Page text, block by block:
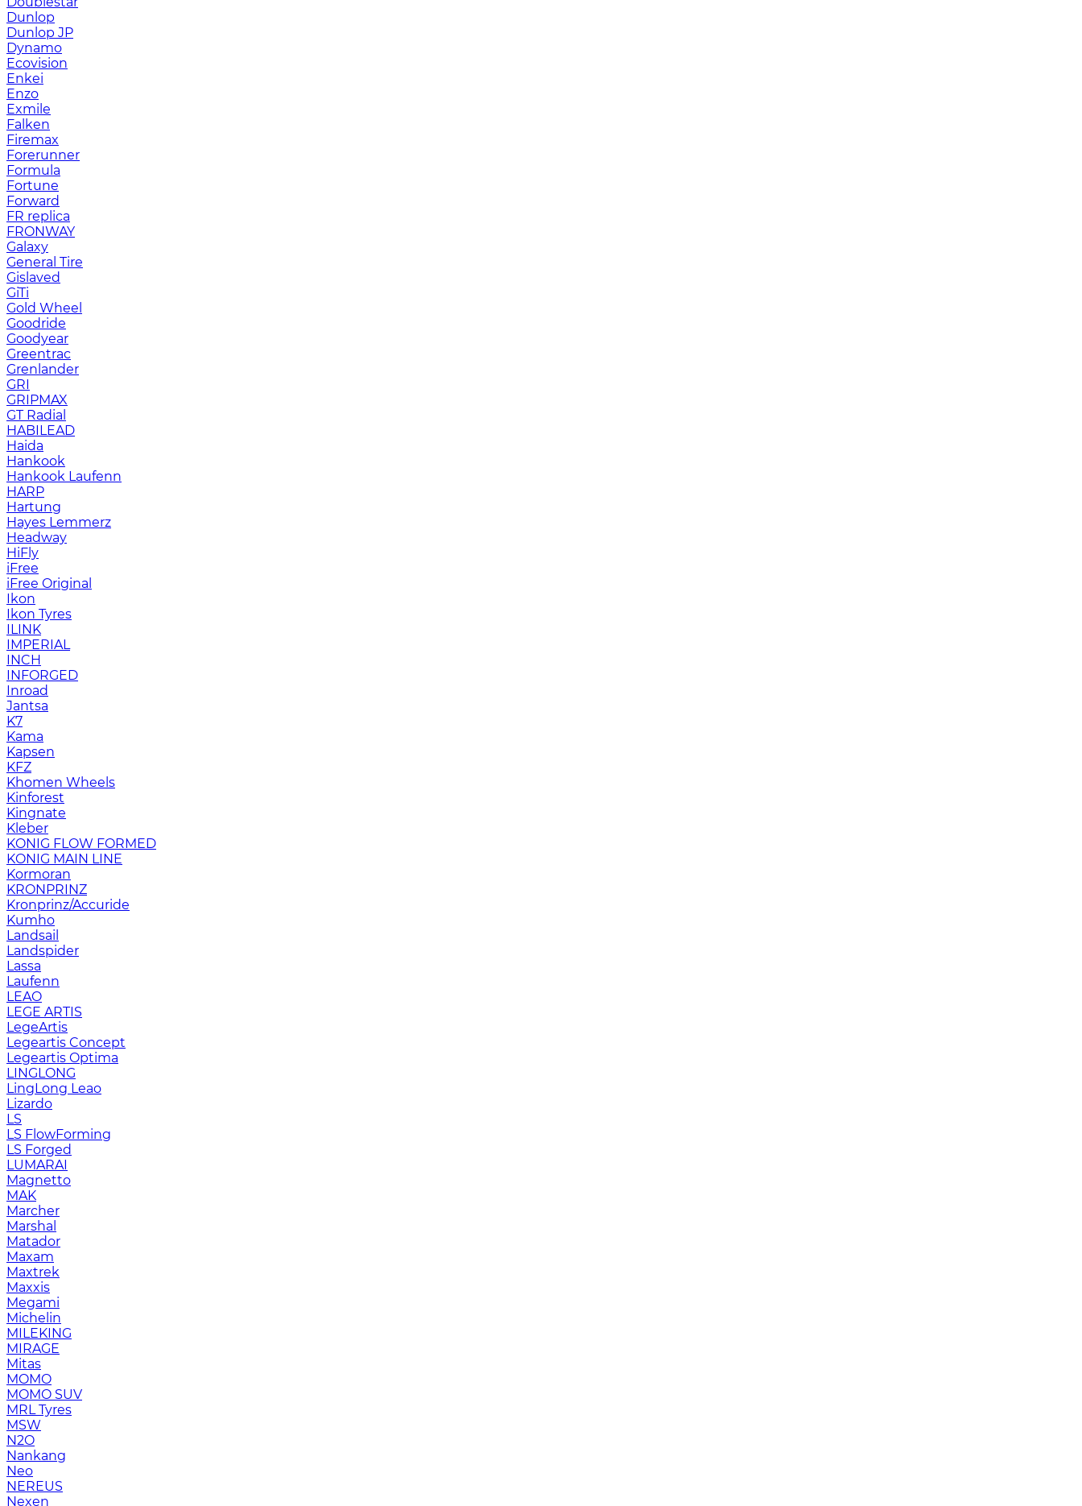
Dunlop
Dunlop JP
Dynamo
Ecovision
Enkei
Enzo
Exmile
Falken
Firemax
Forerunner
Formula
Fortune
Forward
FR replica
FRONWAY
Galaxy
General Tire
Gislaved
GiTi
Gold Wheel
Goodride
Goodyear
Greentrac
Grenlander
GRI
GRIPMAX
GT Radial
HABILEAD
Haida
Hankook
Hankook Laufenn
HARP
Hartung
Hayes Lemmerz
Headway
HiFly
iFree
iFree Original
Ikon
Ikon Tyres
ILINK
IMPERIAL
INCH
INFORGED
Inroad
Jantsa
K7
Kama
Kapsen
KFZ
Khomen Wheels
Kinforest
Kingnate
Kleber
KONIG FLOW FORMED
KONIG MAIN LINE
Kormoran
KRONPRINZ
Kronprinz/Accuride
Kumho
Landsail
Landspider
Lassa
Laufenn
LEAO
LEGE ARTIS
LegeArtis
Legeartis Concept
Legeartis Optima
LINGLONG
LingLong Leao
Lizardo
LS
LS FlowForming
LS Forged
LUMARAI
Magnetto
MAK
Marcher
Marshal
Matador
Maxam
Maxtrek
Maxxis
Megami
Michelin
MILEKING
MIRAGE
Mitas
MOMO
MOMO SUV
MRL Tyres
MSW
N2O
Nankang
Neo
NEREUS
Nexen